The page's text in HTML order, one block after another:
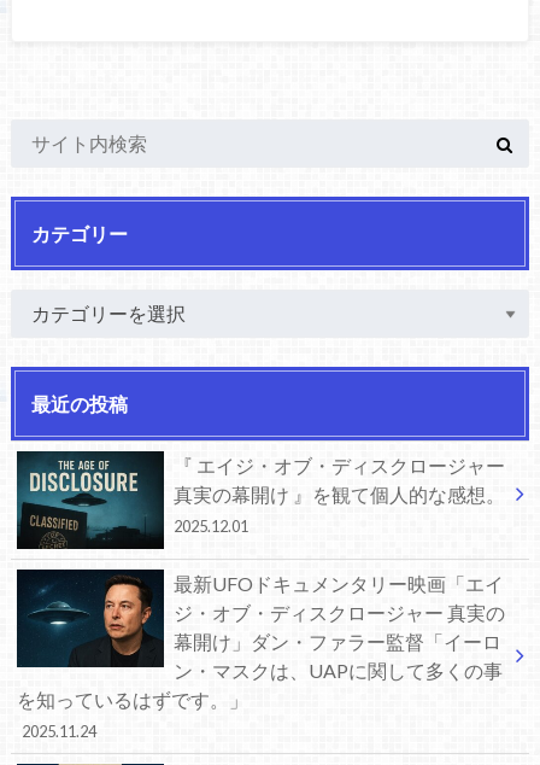
カテゴリー
最近の投稿
『 エイジ・オブ・ディスクロージャー
真実の幕開け 』を観て個人的な感想。
2025.12.01
最新UFOドキュメンタリー映画「エイ
ジ・オブ・ディスクロージャー 真実の
幕開け」ダン・ファラー監督「イーロ
ン・マスクは、UAPに関して多くの事
を知っているはずです。」
2025.11.24